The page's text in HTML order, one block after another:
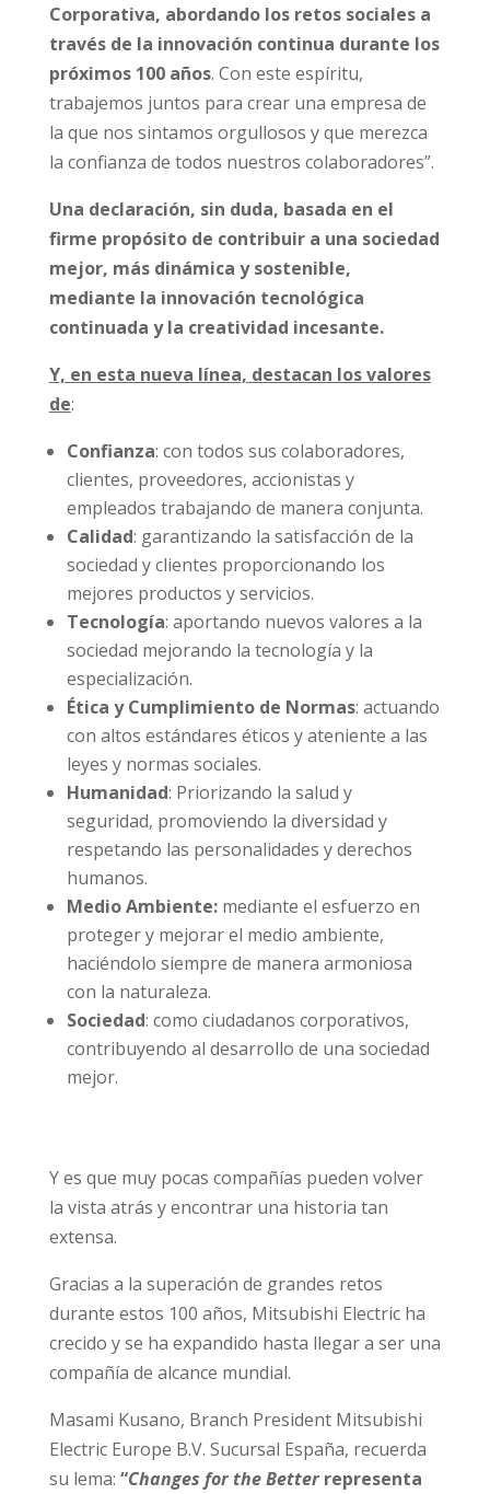
Corporativa, abordando los retos sociales a
través de la innovación continua durante los
próximos 100 años. Con este espíritu,
trabajemos juntos para crear una empresa de
la que nos sintamos orgullosos y que merezca
la confianza de todos nuestros colaboradores”.
Una declaración, sin duda, basada en el
firme propósito de contribuir a una sociedad
mejor, más dinámica y sostenible,
mediante la innovación tecnológica
continuada y la creatividad incesante.
Y, en esta nueva línea, destacan los valores
de:
Confianza: con todos sus colaboradores,
clientes, proveedores, accionistas y
empleados trabajando de manera conjunta.
Calidad: garantizando la satisfacción de la
sociedad y clientes proporcionando los
mejores productos y servicios.
Tecnología: aportando nuevos valores a la
sociedad mejorando la tecnología y la
especialización.
Ética y Cumplimiento de Normas: actuando
con altos estándares éticos y ateniente a las
leyes y normas sociales.
Humanidad: Priorizando la salud y
seguridad, promoviendo la diversidad y
respetando las personalidades y derechos
humanos.
Medio Ambiente:mediante el esfuerzo en
proteger y mejorar el medio ambiente,
haciéndolo siempre de manera armoniosa
con la naturaleza.
Sociedad: como ciudadanos corporativos,
contribuyendo al desarrollo de una sociedad
mejor.
Y es que muy pocas compañías pueden volver
la vista atrás y encontrar una historia tan
extensa.
Gracias a la superación de grandes retos
durante estos 100 años, Mitsubishi Electric ha
crecido y se ha expandido hasta llegar a ser una
compañía de alcance mundial.
Masami Kusano, Branch President Mitsubishi
Electric Europe B.V. Sucursal España, recuerda
su lema: “Changes for the Betterrepresenta